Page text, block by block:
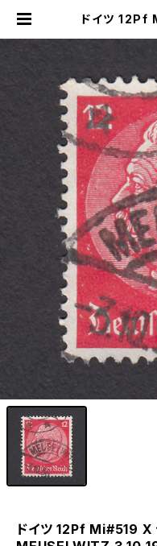
ドイツ 12Pf
ドイツ 12Pf Mi#519 X